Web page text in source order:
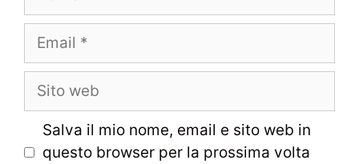
Email
Sito
Salva il mio nome, email e sito web in
questo browser per la prossima volta